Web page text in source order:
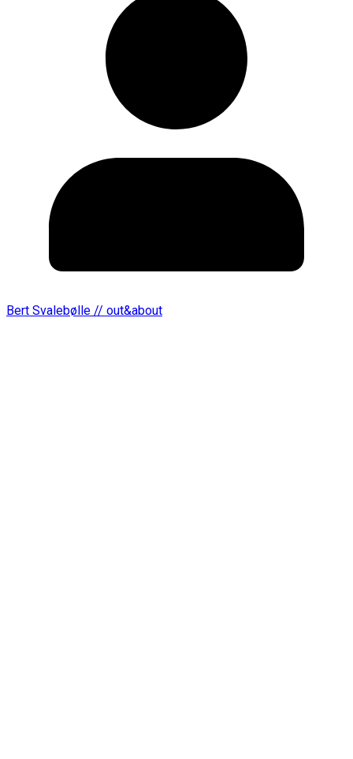
Bert Svalebølle // out&about